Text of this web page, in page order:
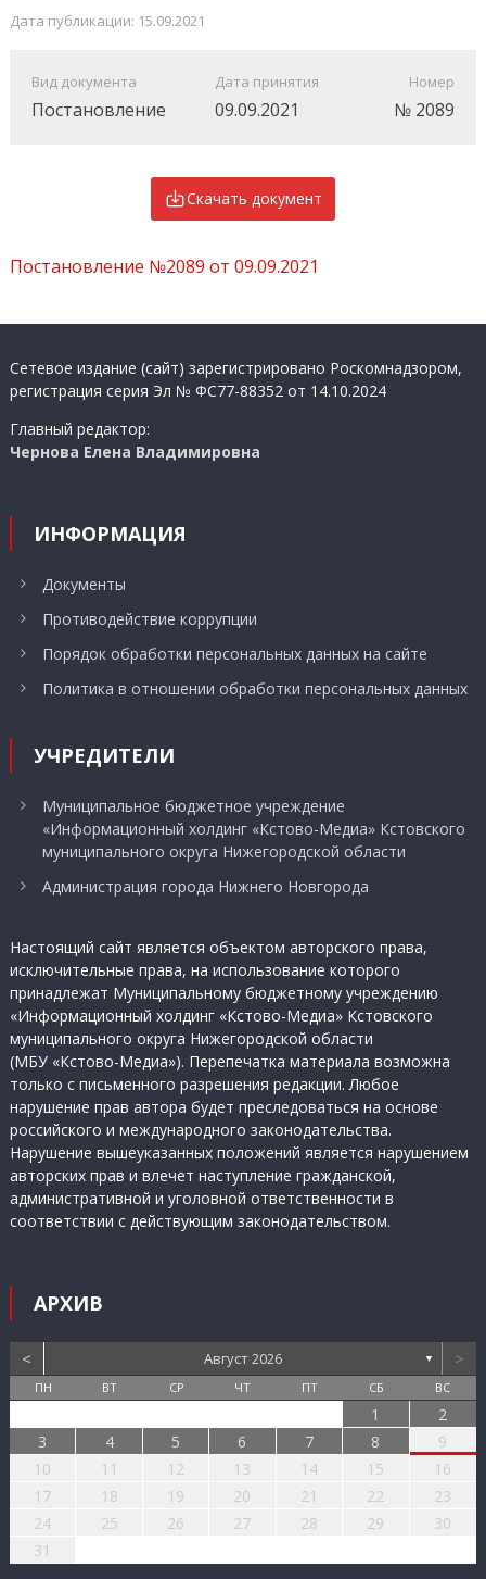
Дата публикации: 15.09.2021
Вид документа
Постановление
Дата принятия
09.09.2021
Номер
№ 2089
Скачать документ
Постановление №2089 от 09.09.2021
Сетевое издание (сайт) зарегистрировано Роскомнадзором,
регистрация серия Эл № ФС77-88352 от 14.10.2024
Главный редактор:
Чернова Елена Владимировна
ИНФОРМАЦИЯ
Документы
Противодействие коррупции
Порядок обработки персональных данных на сайте
Политика в отношении обработки персональных данных
УЧРЕДИТЕЛИ
Муниципальное бюджетное учреждение
«Информационный холдинг «Кстово-Медиа» Кстовского
муниципального округа Нижегородской области
Администрация города Нижнего Новгорода
Настоящий сайт является объектом авторского права,
исключительные права, на использование которого
принадлежат Муниципальному бюджетному учреждению
«Информационный холдинг «Кстово-Медиа» Кстовского
муниципального округа Нижегородской области
(МБУ «Кстово-Медиа»). Перепечатка материала возможна
только с письменного разрешения редакции. Любое
нарушение прав автора будет преследоваться на основе
российского и международного законодательства.
Нарушение вышеуказанных положений является нарушением
авторских прав и влечет наступление гражданской,
административной и уголовной ответственности в
соответствии с действующим законодательством.
АРХИВ
< Август 2026 ▼ >
ПН ВТ СР ЧТ ПТ СБ ВС
1
2
3
4 5 6 7 8
9
10
11 12 13 14 15
16
17
18 19 20 21 22
23
24
25 26 27 28 29
30
31